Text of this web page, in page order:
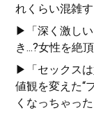
れくらい混雑
▶「深く激しい
き...?女性を絶
▶「セックス
値観を変えた“
くなっちゃっ